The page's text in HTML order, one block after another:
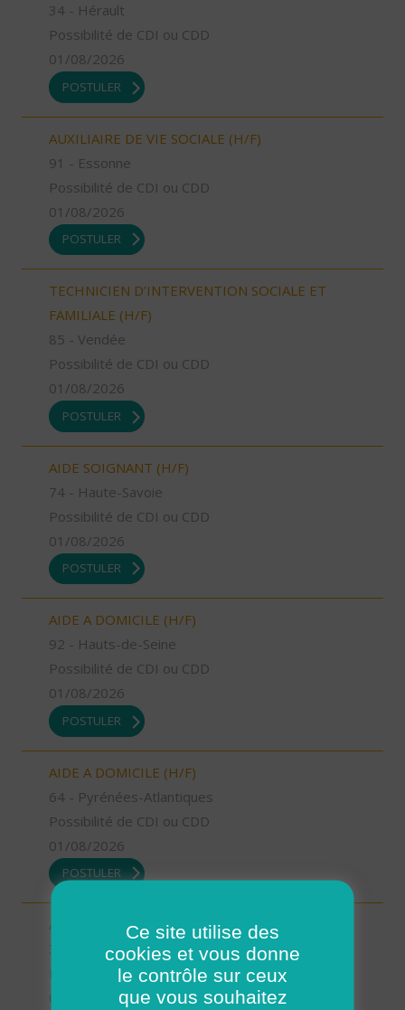
34 - Hérault
Possibilité de CDI ou CDD
01/08/2026
POSTULER
AUXILIAIRE DE VIE SOCIALE (H/F)
91 - Essonne
Possibilité de CDI ou CDD
01/08/2026
POSTULER
TECHNICIEN D’INTERVENTION SOCIALE ET
FAMILIALE (H/F)
85 - Vendée
Possibilité de CDI ou CDD
01/08/2026
POSTULER
AIDE SOIGNANT (H/F)
74 - Haute-Savoie
Possibilité de CDI ou CDD
01/08/2026
POSTULER
AIDE A DOMICILE (H/F)
92 - Hauts-de-Seine
Possibilité de CDI ou CDD
01/08/2026
POSTULER
AIDE A DOMICILE (H/F)
64 - Pyrénées-Atlantiques
Possibilité de CDI ou CDD
01/08/2026
POSTULER
AUXILIAIRE DE VIE SOCIALE (H/F)
37 - Indre-et-Loire
Possibilité de CDI ou CDD
01/08/2026
Ce site utilise des
cookies et vous donne
le contrôle sur ceux
que vous souhaitez